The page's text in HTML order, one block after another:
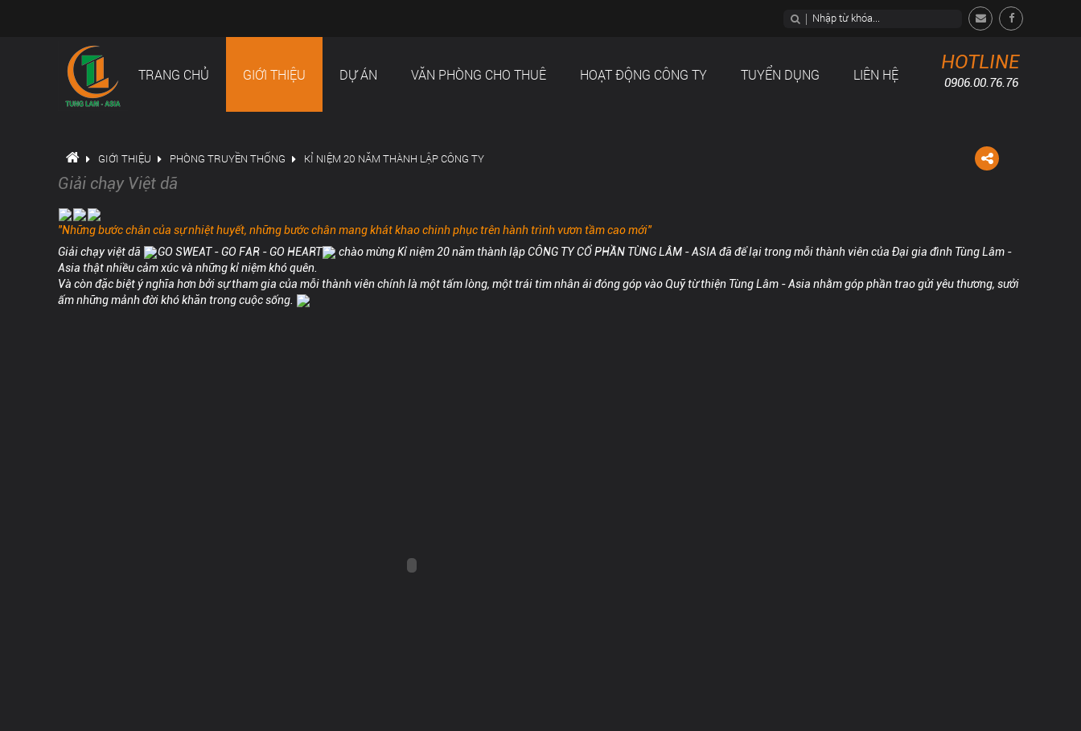
TRANG CHỦ GIỚI THIỆU DỰ ÁN VĂN PHÒNG CHO THUÊ HOẠT ĐỘNG CÔNG TY TUYỂN DỤNG LIÊN HỆ
HOTLINE
0906.00.76.76
GIỚI THIỆU PHÒNG TRUYỀN THỐNG KỈ NIỆM 20 NĂM THÀNH LẬP CÔNG TY
Giải chạy Việt dã
"Những bước chân của sự nhiệt huyết, những bước chân mang khát khao chinh phục trên hành trình vươn tầm cao mới"
Giải chạy việt dã
GO SWEAT - GO FAR - GO HEART chào mừngKỉ niệm 20 năm thành lập CÔNG TY CỔ PHẦN TÙNG LÂM - ASIA đã để lại trong mỗi thành viên của Đại gia đình Tùng Lâm -
Asia thật nhiều cảm xúc và những kỉ niệm khó quên.
Và còn đặc biệt ý nghĩa hơn bởi sự tham gia của mỗi thành viên chính là một tấm lòng, một trái tim nhân ái đóng góp vào Quỹ từ thiện Tùng Lâm - Asia nhằm góp phần trao gửi yêu thương, sưởi
ấm những mảnh đời khó khăn trong cuộc sống.